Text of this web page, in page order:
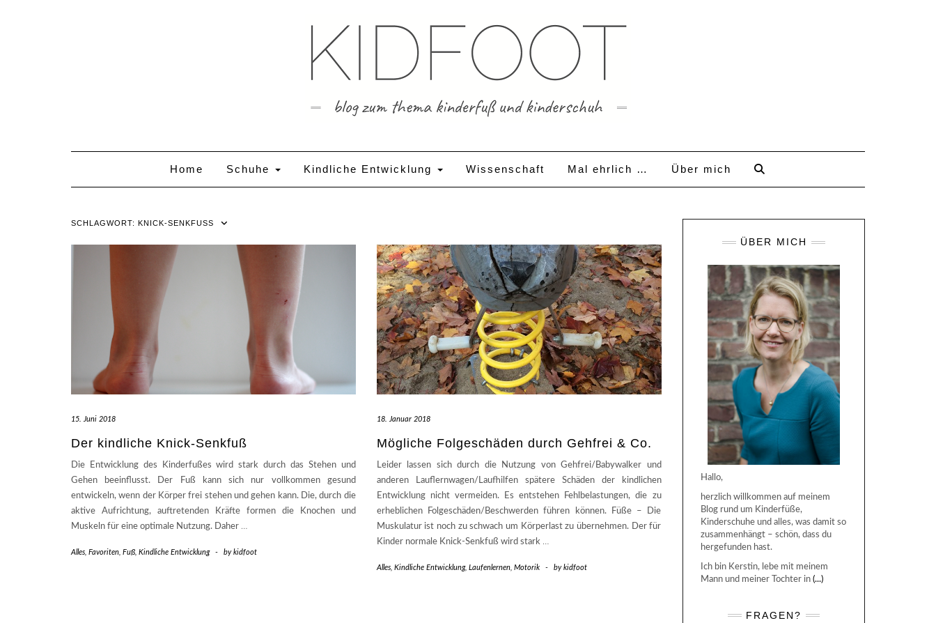
Home Schuhe Kindliche Entwicklung Wissenschaft Mal ehrlich … Über mich
SCHLAGWORT: KNICK-SENKFUSS
15. Juni 2018
Der kindliche Knick-Senkfuß
Die Entwicklung des Kinderfußes wird stark durch das Stehen und
Gehen beeinflusst. Der Fuß kann sich nur vollkommen gesund
entwickeln, wenn der Körper frei stehen und gehen kann. Die, durch die
aktive Aufrichtung, auftretenden Kräfte formen die Knochen und
Muskeln für eine optimale Nutzung. Daher …
Alles Favoriten Fuß Kindliche Entwicklung - bykidfoot
18. Januar 2018
Mögliche Folgeschäden durch Gehfrei & Co.
Leider lassen sich durch die Nutzung von Gehfrei/Babywalker und
anderen Lauflernwagen/Laufhilfen spätere Schäden der kindlichen
Entwicklung nicht vermeiden. Es entstehen Fehlbelastungen, die zu
erheblichen Folgeschäden/Beschwerden führen können. Füße – Die
Muskulatur ist noch zu schwach um Körperlast zu übernehmen. Der für
Kinder normale Knick-Senkfuß wird stark …
Alles, Kindliche Entwicklung, Laufenlernen, Motorik - bykidfoot
ÜBER MICH
Hallo,
herzlich willkommen auf meinem
Blog rund um Kinderfüße,
Kinderschuhe und alles, was damit so
zusammenhängt – schön, dass du
hergefunden hast.
Ich bin Kerstin, lebe mit meinem
Mann und meiner Tochter in (...)
FRAGEN?